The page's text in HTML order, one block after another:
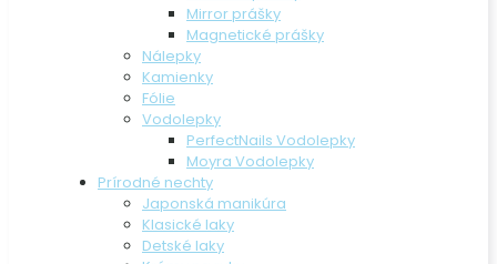
Mirror prášky
Magnetické prášky
Nálepky
Kamienky
Fólie
Vodolepky
PerfectNails Vodolepky
Moyra Vodolepky
Prírodné nechty
Japonská manikúra
Klasické laky
Detské laky